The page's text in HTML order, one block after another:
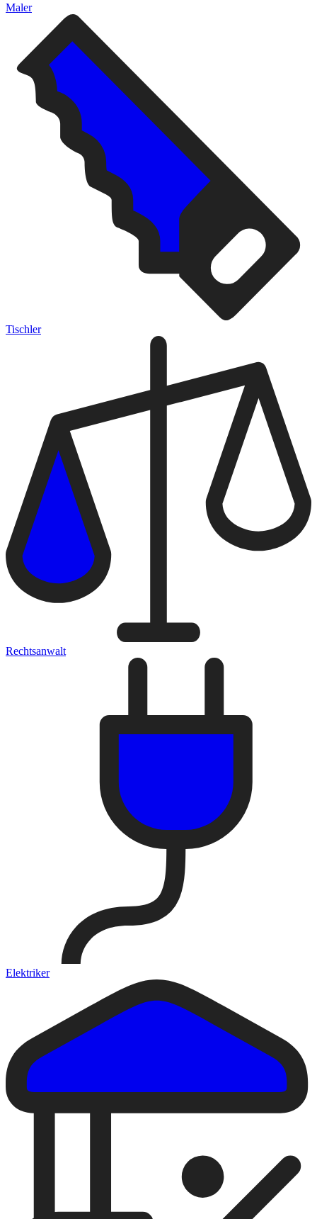
Maler
Tischler
Rechtsanwalt
Elektriker